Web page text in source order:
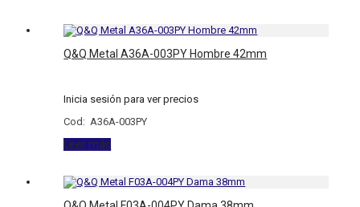
Q&Q Metal A36A-003PY Hombre 42mm
Inicia sesión para ver precios
Cod: A36A-003PY
Leer más